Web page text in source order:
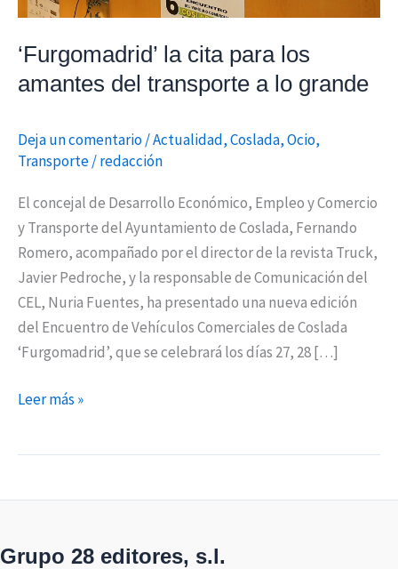
‘Furgomadrid’ la cita para los
amantes del transporte a lo grande
Deja un comentario/Actualidad,Coslada,Ocio,
Transporte/redacción
El concejal de Desarrollo Económico, Empleo y Comercio
y Transporte del Ayuntamiento de Coslada, Fernando
Romero, acompañado por el director de la revista Truck,
Javier Pedroche, y la responsable de Comunicación del
CEL, Nuria Fuentes, ha presentado una nueva edición
del Encuentro de Vehículos Comerciales de Coslada
‘Furgomadrid’, que se celebrará los días 27, 28 […]
a
lo
grande
Leer más »
Grupo 28 editores, s.l.